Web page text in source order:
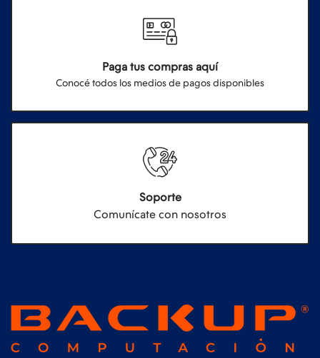
Paga tus compras aquí
Conocé todos los medios de pagos disponibles
Soporte
Comunícate con nosotros